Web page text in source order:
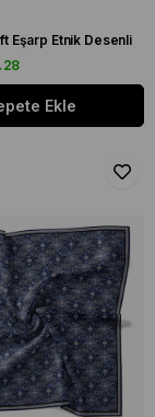
Eşarp Etnik Desenli
Ekle